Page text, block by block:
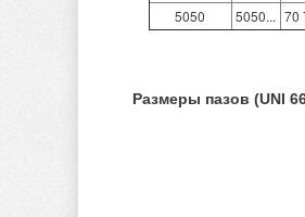
5050
5050... 70
Размеры пазов (UNI